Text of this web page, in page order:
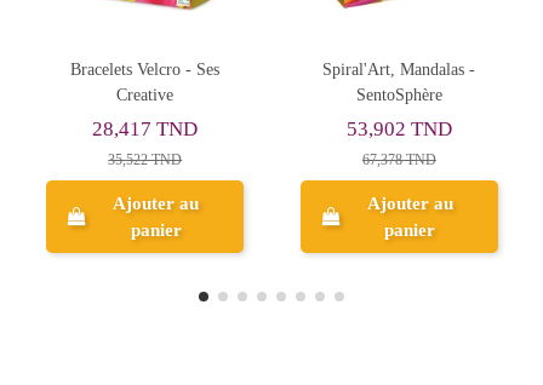
Spiral'Art, Mandalas -
SentoSphère
53,902 TND
67,378 TND
Ajouter au
panier
Signes du Zodiaque
Brillants - Ses Creative
63,698 TND
79,623 TND
Ajouter au
panier